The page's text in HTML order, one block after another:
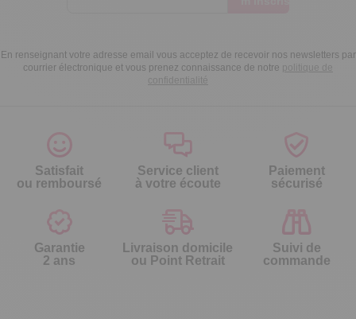
En renseignant votre adresse email vous acceptez de recevoir nos newsletters par
courrier électronique et vous prenez connaissance de notre politique de
confidentialité
Satisfait
ou remboursé
Service client
à votre écoute
Paiement
sécurisé
Garantie
2 ans
Livraison domicile
ou Point Retrait
Suivi de
commande